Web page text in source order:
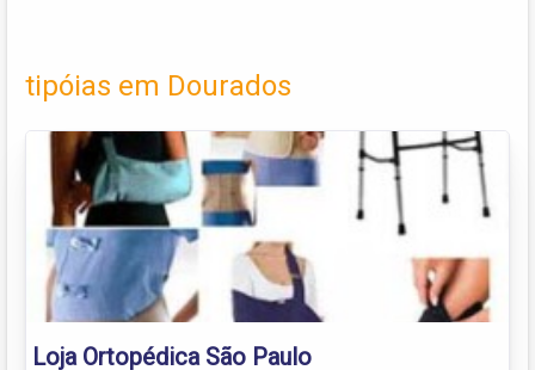
tipóias em Dourados
Loja Ortopédica São Paulo